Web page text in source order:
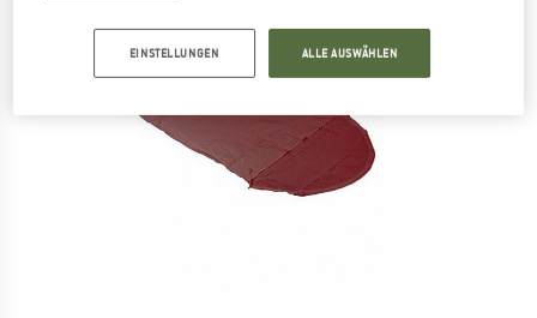
EINSTELLUNGEN ALLE AUSWÄHLEN